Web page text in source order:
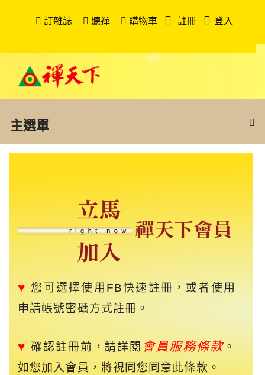
訂雜誌 聽禪 購物車 註冊 登入
主選單
♥ 您可選擇使用FB快速註冊，或者使用
申請帳號密碼方式註冊。
♥ 確認註冊前，請詳閱 會員服務條款。
如您加入會員，將視同您同意此條款。